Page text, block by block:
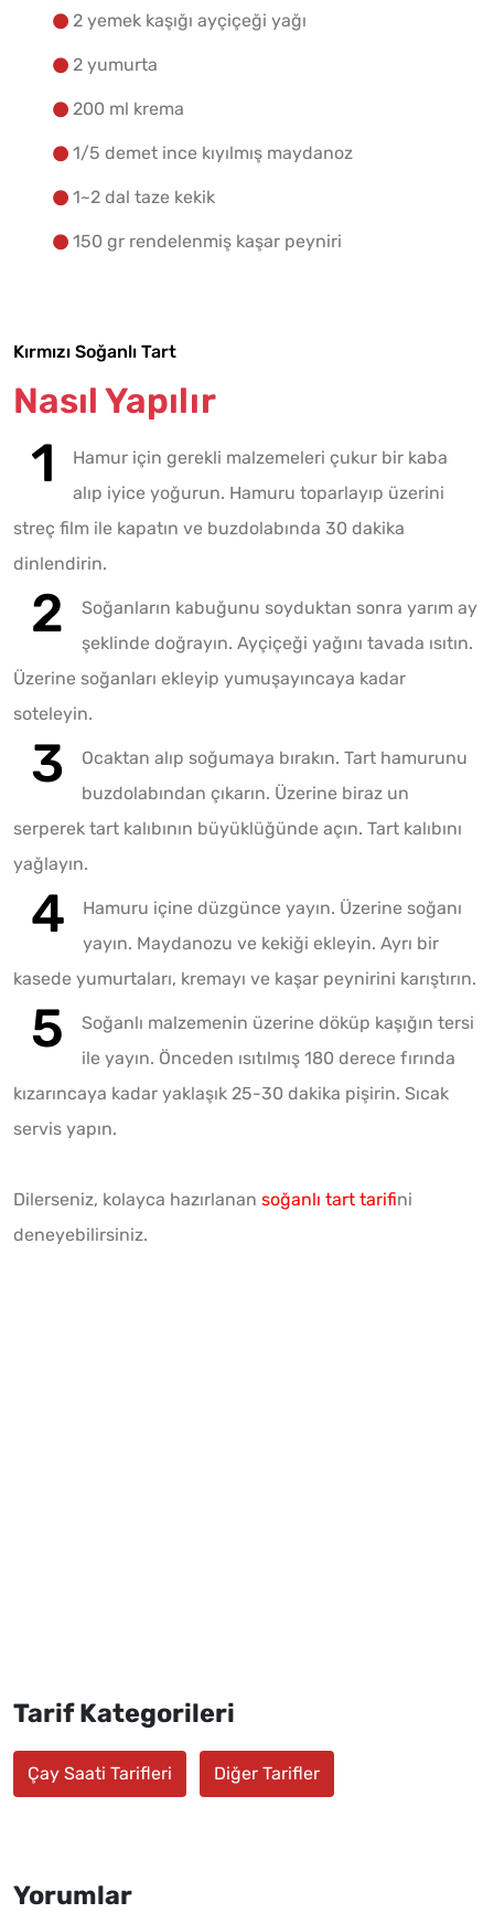
2 yemek kaşığı ayçiçeği yağı
2 yumurta
200 ml krema
1/5 demet ince kıyılmış maydanoz
1~2 dal taze kekik
150 gr rendelenmiş kaşar peyniri
Kırmızı Soğanlı Tart
Nasıl Yapılır
Hamur için gerekli malzemeleri çukur bir kaba
alıp iyice yoğurun. Hamuru toparlayıp üzerini
streç film ile kapatın ve buzdolabında 30 dakika
dinlendirin.
Soğanların kabuğunu soyduktan sonra yarım ay
şeklinde doğrayın. Ayçiçeği yağını tavada ısıtın.
Üzerine soğanları ekleyip yumuşayıncaya kadar
soteleyin.
Ocaktan alıp soğumaya bırakın. Tart hamurunu
buzdolabından çıkarın. Üzerine biraz un
serperek tart kalıbının büyüklüğünde açın. Tart kalıbını
yağlayın.
Hamuru içine düzgünce yayın. Üzerine soğanı
yayın. Maydanozu ve kekiği ekleyin. Ayrı bir
kasede yumurtaları, kremayı ve kaşar peynirini karıştırın.
Soğanlı malzemenin üzerine döküp kaşığın tersi
ile yayın. Önceden ısıtılmış 180 derece fırında
kızarıncaya kadar yaklaşık 25-30 dakika pişirin. Sıcak
servis yapın.
Dilerseniz, kolayca hazırlanan soğanlı tart tarifini
deneyebilirsiniz.
Tarif Kategorileri
Çay Saati Tarifleri Diğer Tarifler
Yorumlar